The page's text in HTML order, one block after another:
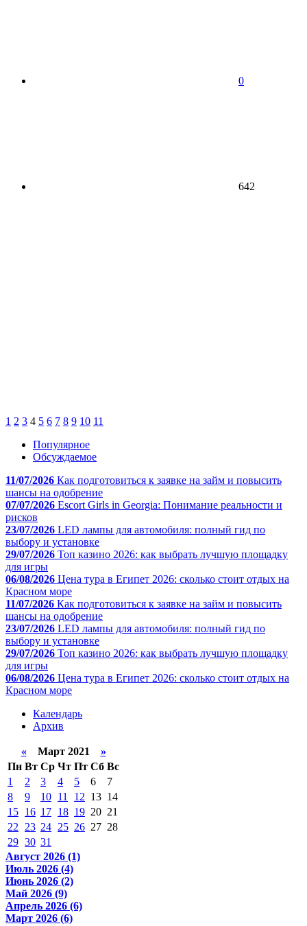
0
642
1 2 3 4 5 6 7 8 9 10 11
Популярное
Обсуждаемое
11/07/2026 Как подготовиться к заявке на займ и повысить
шансы на одобрение
07/07/2026 Escort Girls in Georgia: Понимание реальности и
рисков
23/07/2026 LED лампы для автомобиля: полный гид по
выбору и установке
29/07/2026 Топ казино 2026: как выбрать лучшую площадку
для игры
06/08/2026 Цена тура в Египет 2026: сколько стоит отдых на
Красном море
11/07/2026 Как подготовиться к заявке на займ и повысить
шансы на одобрение
23/07/2026 LED лампы для автомобиля: полный гид по
выбору и установке
29/07/2026 Топ казино 2026: как выбрать лучшую площадку
для игры
06/08/2026 Цена тура в Египет 2026: сколько стоит отдых на
Красном море
Календарь
Архив
«Март 2021 »
Пн Вт Ср Чт Пт Сб Вс
1
2 3 4 5 6
7
8
9 10 11 12 13 14
15 16 17 18 19 20 21
22
23 24 25 26 27 28
29 30 31
Август 2026 (1)
Июль 2026 (4)
Июнь 2026 (2)
Май 2026 (9)
Апрель 2026 (6)
Март 2026 (6)